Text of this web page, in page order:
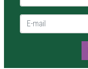
E-mail *